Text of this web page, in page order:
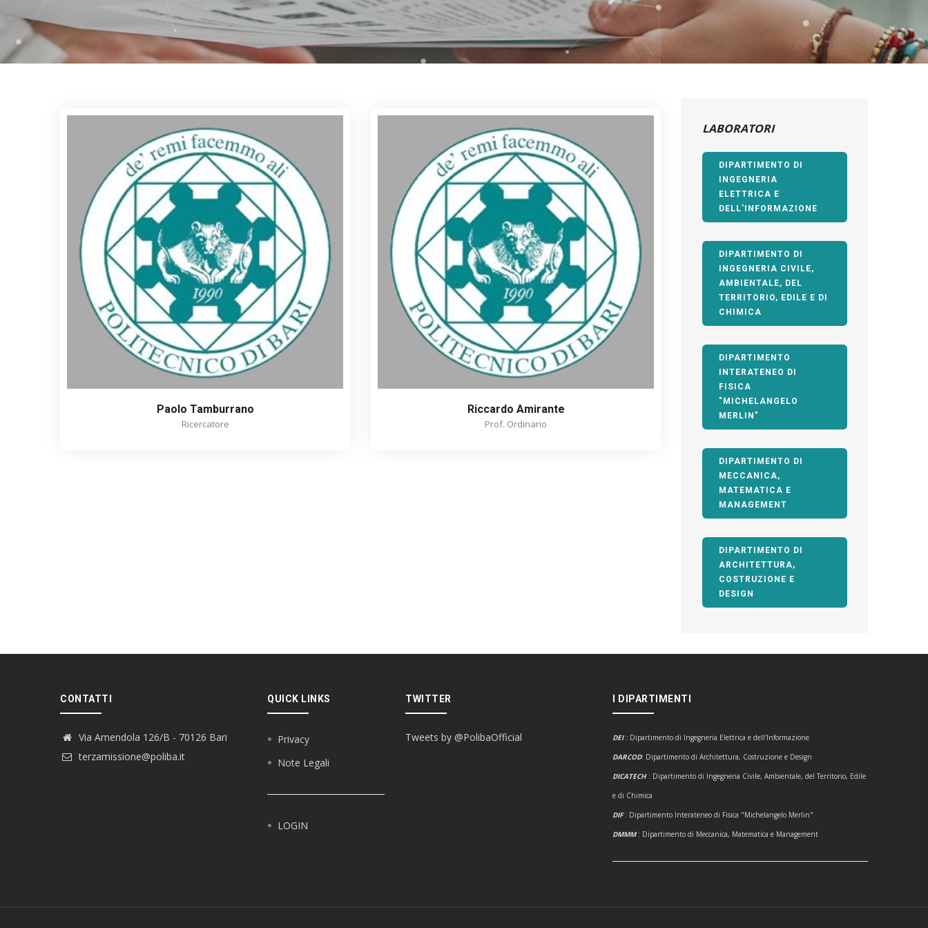
Paolo Tamburrano
Ricercatore
Riccardo Amirante
Prof. Ordinario
LABORATORI
DIPARTIMENTO DI
INGEGNERIA
ELETTRICA E
DELL'INFORMAZIONE
DIPARTIMENTO DI
INGEGNERIA CIVILE,
AMBIENTALE, DEL
TERRITORIO, EDILE E DI
CHIMICA
DIPARTIMENTO
INTERATENEO DI
FISICA
"MICHELANGELO
MERLIN"
DIPARTIMENTO DI
MECCANICA,
MATEMATICA E
MANAGEMENT
DIPARTIMENTO DI
ARCHITETTURA,
COSTRUZIONE E
DESIGN
CONTATTI
Via Amendola 126/B - 70126 Bari
terzamissione@poliba.it
QUICK LINKS
Privacy
Note Legali
LOGIN
TWITTER
Tweets by @PolibaOfficial
I DIPARTIMENTI
DEI : Dipartimento di Ingegneria Elettrica e dell'Informazione
DARCOD: Dipartimento di Architettura, Costruzione e Design
DICATECH : Dipartimento di Ingegneria Civile, Ambientale, del Territorio, Edile
e di Chimica
DIF: Dipartimento Interateneo di Fisica "Michelangelo Merlin"
DMMM: Dipartimento di Meccanica, Matematica e Management